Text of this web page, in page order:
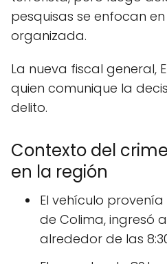
pesquisas se enfocan
organizada.
La nueva fiscal general,
quien comunique la
delito.
Contexto del
en la región
El vehículo
de Colima, ingresó
alrededor de las